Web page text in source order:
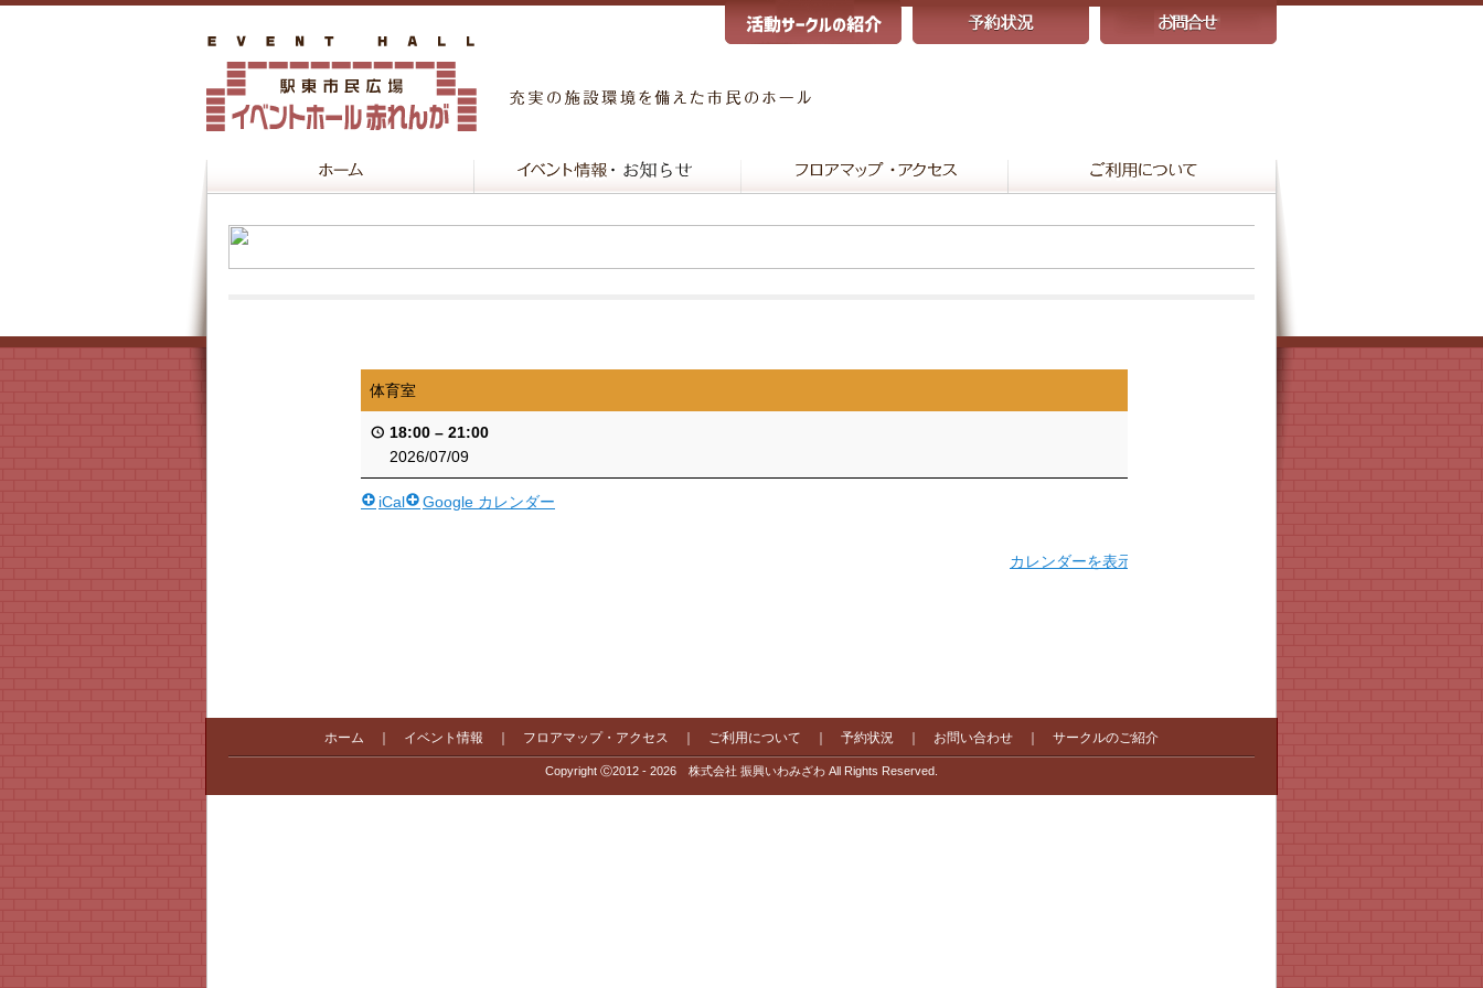
体育室
18:00 – 21:00
2026/07/09
iCal Google カレンダー
カレンダーを表示
ホーム イベント情報 フロアマップ・アクセス ご利用について 予約状況 お問い合わせ サークルのご紹介
Copyright Ⓒ2012 - 2026 株式会社 振興いわみざわ All Rights Reserved.